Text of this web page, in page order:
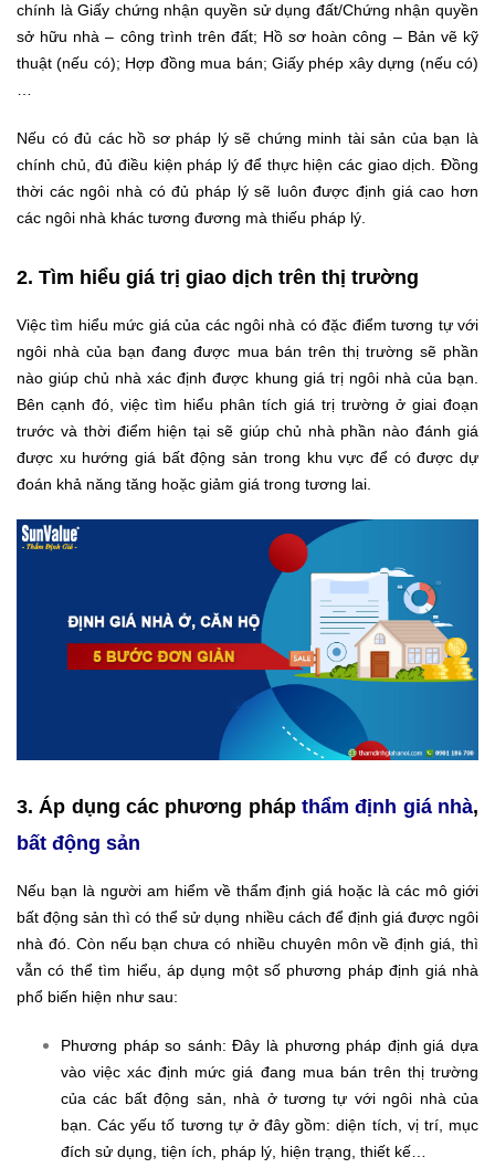
chính là Giấy chứng nhận quyền sử dụng đất/Chứng nhận quyền
sở hữu nhà – công trình trên đất; Hồ sơ hoàn công – Bản vẽ kỹ
thuật (nếu có); Hợp đồng mua bán; Giấy phép xây dựng (nếu có)
Nếu có đủ các hồ sơ pháp lý sẽ chứng minh tài sản của bạn là
chính chủ, đủ điều kiện pháp lý để thực hiện các giao dịch. Đồng
thời các ngôi nhà có đủ pháp lý sẽ luôn được định giá cao hơn
các ngôi nhà khác tương đương mà thiếu pháp lý.
2. Tìm hiểu giá trị giao dịch trên thị trường
Việc tìm hiểu mức giá của các ngôi nhà có đặc điểm tương tự với
ngôi nhà của bạn đang được mua bán trên thị trường sẽ phần
nào giúp chủ nhà xác định được khung giá trị ngôi nhà của bạn.
Bên cạnh đó, việc tìm hiểu phân tích giá trị trường ở giai đoạn
trước và thời điểm hiện tại sẽ giúp chủ nhà phần nào đánh giá
được xu hướng giá bất động sản trong khu vực để có được dự
đoán khả năng tăng hoặc giảm giá trong tương lai.
3. Áp dụng các phương pháp thẩm định giá nhà,
bất động sản
Nếu bạn là người am hiểm về thẩm định giá hoặc là các mô giới
bất động sản thì có thể sử dụng nhiều cách để định giá được ngôi
nhà đó. Còn nếu bạn chưa có nhiều chuyên môn về định giá, thì
vẫn có thể tìm hiểu, áp dụng một số phương pháp định giá nhà
phổ biến hiện như sau:
Phương pháp so sánh: Đây là phương pháp định giá dựa
vào việc xác định mức giá đang mua bán trên thị trường
của các bất động sản, nhà ở tương tự với ngôi nhà của
bạn. Các yếu tố tương tự ở đây gồm: diện tích, vị trí, mục
đích sử dụng, tiện ích, pháp lý, hiện trạng, thiết kế…